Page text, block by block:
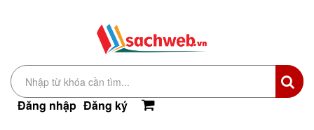
Đăng nhập Đăng ký